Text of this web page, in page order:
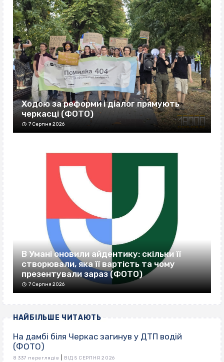
Ходою за реформи і діалог прямують
черкасці (ФОТО)
7 Серпня 2026
В Умані оновили айдентику: скільки її
створювали, яка її вартість та чому
презентували зараз (ФОТО)
7 Серпня 2026
НАЙБІЛЬШЕ ЧИТАЮТЬ
На дамбі біля Черкас загинув у ДТП водій
(ФОТО)
8 337 переглядів ВІД 5 СЕРПНЯ 2026